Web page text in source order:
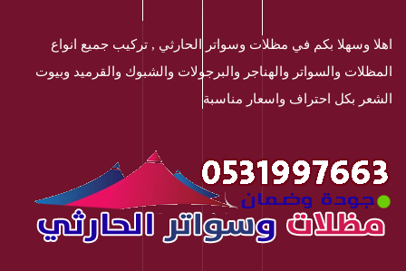
اهلا وسهلا بكم في مظلات وسواتر الحارثي , تركيب جميع انواع
المظلات والسواتر والهناجر والبرجولات والشبوك والقرميد وبيوت
الشعر بكل احتراف واسعار مناسبة